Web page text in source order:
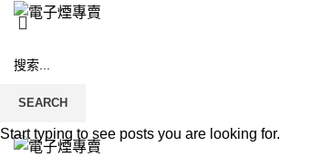
SEARCH
Start typing to see posts you are looking for.